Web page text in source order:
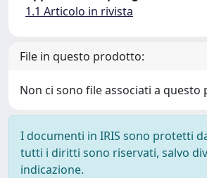
1.1 Articolo in rivista
File in questo prodotto:
Non ci sono file associati a questo
I documenti in IRIS sono protetti
tutti i diritti sono riservati, salvo
indicazione.